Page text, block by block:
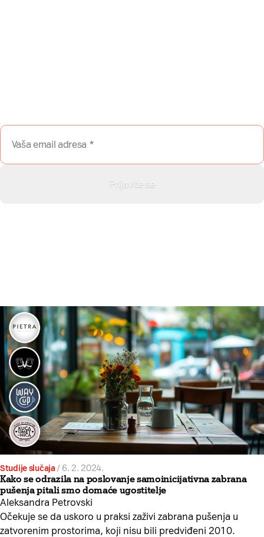
Studije slučaja/ 6. 2. 2024.
Kako se odrazila na poslovanje samoinicijativna zabrana
pušenja pitali smo domaće ugostitelje
Aleksandra Petrovski
Očekuje se da uskoro u praksi zaživi zabrana pušenja u
zatvorenim prostorima, koji nisu bili predviđeni 2010.